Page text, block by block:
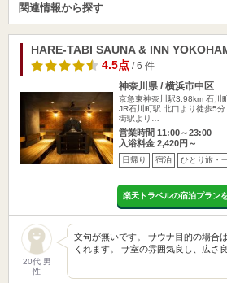
関連情報から探す
HARE-TABI SAUNA & INN
4.5点/ 6 件
神奈川県 / 横浜市中区
京急東神奈川駅3.98km 石川
JR石川町駅 北口より徒歩5
街駅より…
営業時間 11:00～23:00
入浴料金 2,420円～
日帰り 宿泊 ひとり旅・
楽天トラベルの宿泊プラン
20代 男
性
文句が無いです。 サウナ目的の場合
くれます。 サ室の雰囲気良し、広さ